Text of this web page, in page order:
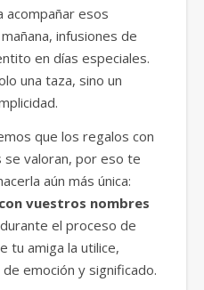
esos
infusiones de
en días especiales.
una taza, sino un
que los regalos con
se valoran, por eso te
aún más única:
vuestros nombres
el proceso de
tu amiga la utilice,
emoción y significado.